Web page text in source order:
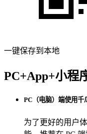
一键保存到本地
PC+App+小程
PC（电脑）端使用千
为了更好的用户